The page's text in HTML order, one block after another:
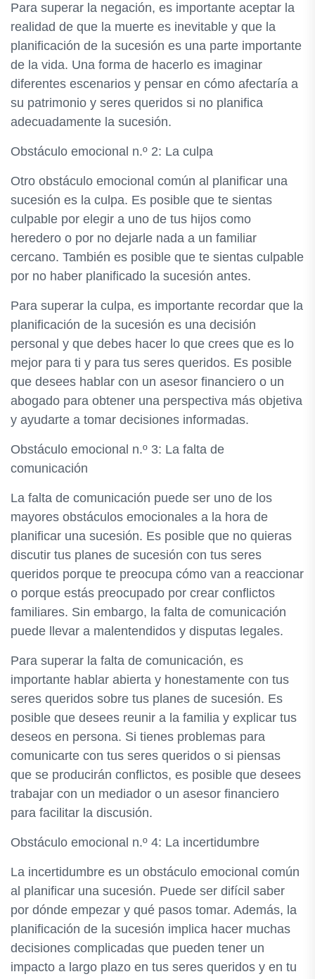
Para superar la negación, es importante aceptar la
realidad de que la muerte es inevitable y que la
planificación de la sucesión es una parte importante
de la vida. Una forma de hacerlo es imaginar
diferentes escenarios y pensar en cómo afectaría a
su patrimonio y seres queridos si no planifica
adecuadamente la sucesión.
Obstáculo emocional n.º 2: La culpa
Otro obstáculo emocional común al planificar una
sucesión es la culpa. Es posible que te sientas
culpable por elegir a uno de tus hijos como
heredero o por no dejarle nada a un familiar
cercano. También es posible que te sientas culpable
por no haber planificado la sucesión antes.
Para superar la culpa, es importante recordar que la
planificación de la sucesión es una decisión
personal y que debes hacer lo que crees que es lo
mejor para ti y para tus seres queridos. Es posible
que desees hablar con un asesor financiero o un
abogado para obtener una perspectiva más objetiva
y ayudarte a tomar decisiones informadas.
Obstáculo emocional n.º 3: La falta de
comunicación
La falta de comunicación puede ser uno de los
mayores obstáculos emocionales a la hora de
planificar una sucesión. Es posible que no quieras
discutir tus planes de sucesión con tus seres
queridos porque te preocupa cómo van a reaccionar
o porque estás preocupado por crear conflictos
familiares. Sin embargo, la falta de comunicación
puede llevar a malentendidos y disputas legales.
Para superar la falta de comunicación, es
importante hablar abierta y honestamente con tus
seres queridos sobre tus planes de sucesión. Es
posible que desees reunir a la familia y explicar tus
deseos en persona. Si tienes problemas para
comunicarte con tus seres queridos o si piensas
que se producirán conflictos, es posible que desees
trabajar con un mediador o un asesor financiero
para facilitar la discusión.
Obstáculo emocional n.º 4: La incertidumbre
La incertidumbre es un obstáculo emocional común
al planificar una sucesión. Puede ser difícil saber
por dónde empezar y qué pasos tomar. Además, la
planificación de la sucesión implica hacer muchas
decisiones complicadas que pueden tener un
impacto a largo plazo en tus seres queridos y en tu